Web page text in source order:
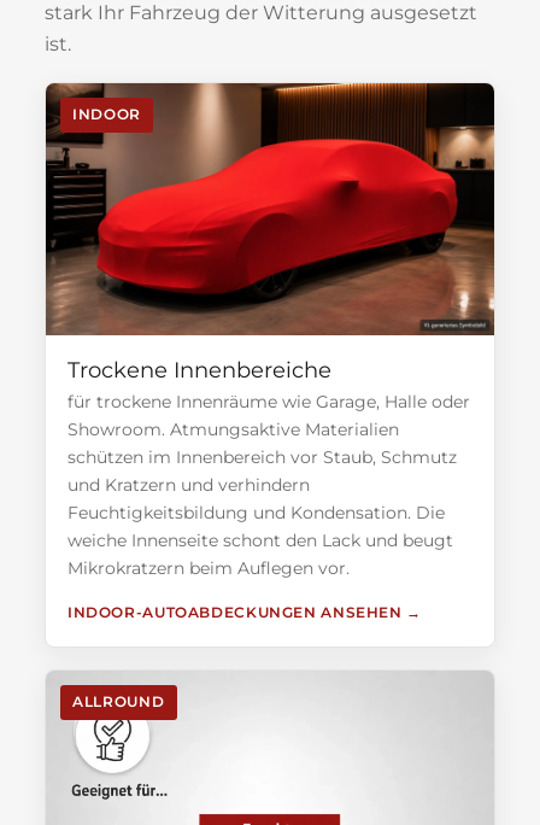
stark Ihr Fahrzeug der Witterung ausgesetzt
ist.
INDOOR
Trockene Innenbereiche
für trockene Innenräume wie Garage, Halle oder
Showroom. Atmungsaktive Materialien
schützen im Innenbereich vor Staub, Schmutz
und Kratzern und verhindern
Feuchtigkeitsbildung und Kondensation. Die
weiche Innenseite schont den Lack und beugt
Mikrokratzern beim Auflegen vor.
INDOOR-AUTOABDECKUNGEN ANSEHEN
ALLROUND